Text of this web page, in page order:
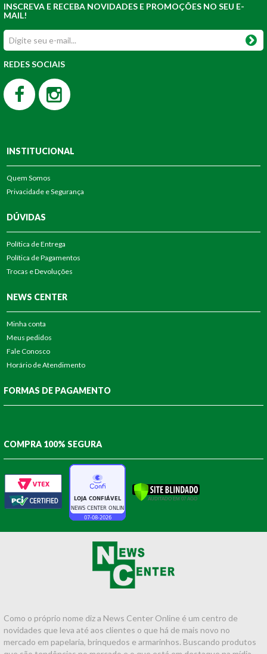
INSCREVA E RECEBA NOVIDADES E PROMOÇÕES NO SEU E-
MAIL!
REDES SOCIAIS
INSTITUCIONAL
Quem Somos
Privacidade e Segurança
DÚVIDAS
Política de Entrega
Política de Pagamentos
Trocas e Devoluções
NEWS CENTER
Minha conta
Meus pedidos
Fale Conosco
Horário de Atendimento
FORMAS DE PAGAMENTO
COMPRA 100% SEGURA
Como o próprio nome diz a News Center Online é um centro de
novidades que leva até aos clientes o que há de mais novo no
mercado em papelaria, brinquedos e armarinhos. Buscando produtos